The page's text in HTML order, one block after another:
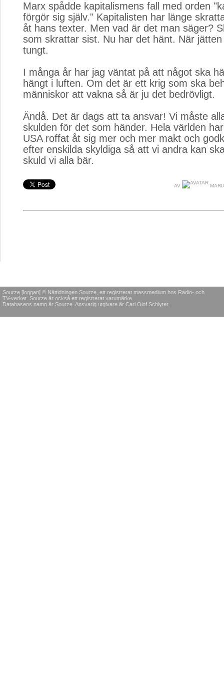
Marx spådde kapitalismens fall med orden
förgör sig själv." Kapitalisten har länge
åt hans texter. Men vad är det man säger?
som skrattar sist. Nu har det hänt. När
tungt.
I många år har jag väntat på att något ska
hängt i luften. Om det är ett krig som ska
människor att vakna så är ju det bedrövligt.
Ändå. Det är dags att ta ansvar! Vi måste
skulden för det som händer. Hela världen
USA roffat åt sig mer och mer makt och
efter enskilda skyldiga så att vi andra kan
skuld vi alla bär.
AV
Sourze [loggan] © Nättidningen Sourze, ett registrerat massmedium hos Radio- och
TV-verket. Sourze är också ett registrerat varumärke.
Databasens namn är Sourze. Ansvarig utgivare är Carl Olof Schlyter.